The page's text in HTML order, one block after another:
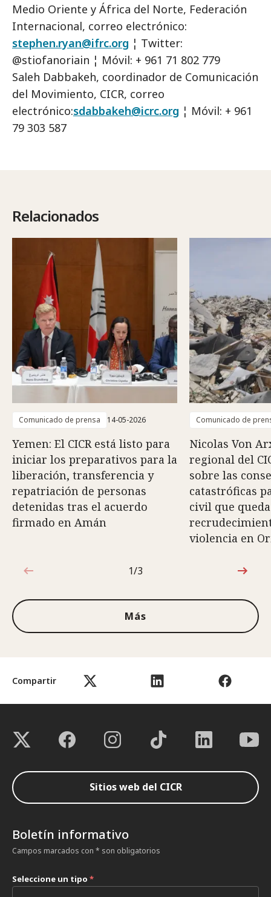
Compartir
Medio Oriente y África del Norte, Federación
Internacional, correo electrónico:
stephen.ryan@ifrc.org ¦ Twitter:
@stiofanoriain ¦ Móvil: + 961 71 802 779
Saleh Dabbakeh, coordinador de Comunicación
del Movimiento, CICR, correo
electrónico:sdabbakeh@icrc.org ¦ Móvil: + 961
79 303 587
Relacionados
Comunicado de prensa 14-05-2026
Yemen: El CICR está listo para
iniciar los preparativos para la
liberación, transferencia y
repatriación de personas
detenidas tras el acuerdo
firmado en Amán
Comunicado de
Nicolas Von
regional del
sobre las
catastróficas
civil que
violencia en
1de3
1/3
Más
Sitios web del CICR
Boletín informativo
Campos marcados con * son obligatorios
Seleccione un tipo *